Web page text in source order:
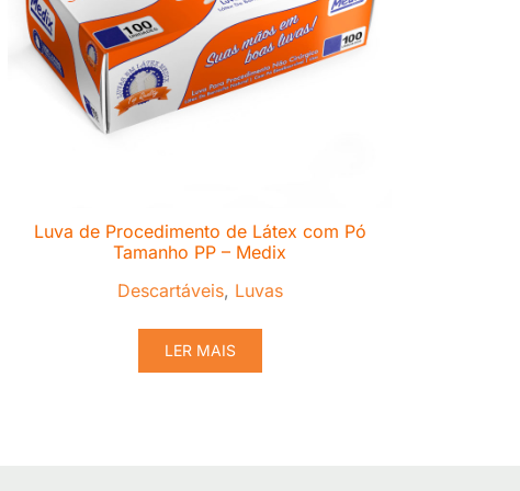
Luva de Procedimento de Látex com Pó
Tamanho PP – Medix
Descartáveis, Luvas
LER MAIS